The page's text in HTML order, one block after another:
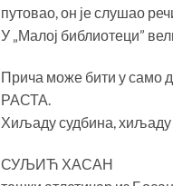
путовао, он је слушао
У „Малој библиотеци”
Прича може бити у
РАСТА.
Хиљаду судбина, хиљаду
СУЉИЋ ХАСАН